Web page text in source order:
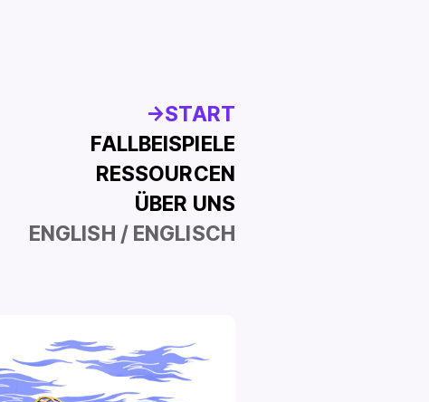
START
FALLBEISPIELE
RESSOURCEN
ÜBER UNS
ENGLISH / ENGLISCH